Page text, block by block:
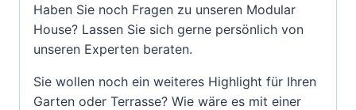
Haben Sie noch Fragen zu unseren Modular
House? Lassen Sie sich gerne persönlich von
unseren Experten beraten.
Sie wollen noch ein weiteres Highlight für Ihren
Garten oder Terrasse? Wie wäre es mit einer